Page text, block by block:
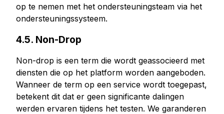
op te nemen met het ondersteuningsteam via het
ondersteuningssysteem.
4.5. Non-Drop
Non-drop is een term die wordt geassocieerd met
diensten die op het platform worden aangeboden.
Wanneer de term op een service wordt toegepast,
betekent dit dat er geen significante dalingen
werden ervaren tijdens het testen. We garanderen